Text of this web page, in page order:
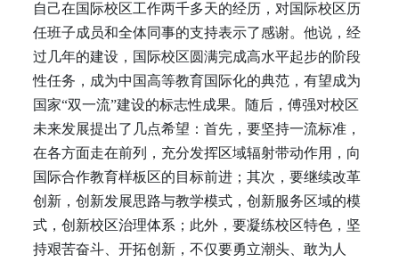
自己在国际校区工作两千多天的经历，对国际校区历
任班子成员和全体同事的支持表示了感谢。他说，经
过几年的建设，国际校区圆满完成高水平起步的阶段
性任务，成为中国高等教育国际化的典范，有望成为
国家“双一流”建设的标志性成果。随后，傅强对校区
未来发展提出了几点希望：首先，要坚持一流标准，
在各方面走在前列，充分发挥区域辐射带动作用，向
国际合作教育样板区的目标前进；其次，要继续改革
创新，创新发展思路与教学模式，创新服务区域的模
式，创新校区治理体系；此外，要凝练校区特色，坚
持艰苦奋斗、开拓创新，不仅要勇立潮头、敢为人